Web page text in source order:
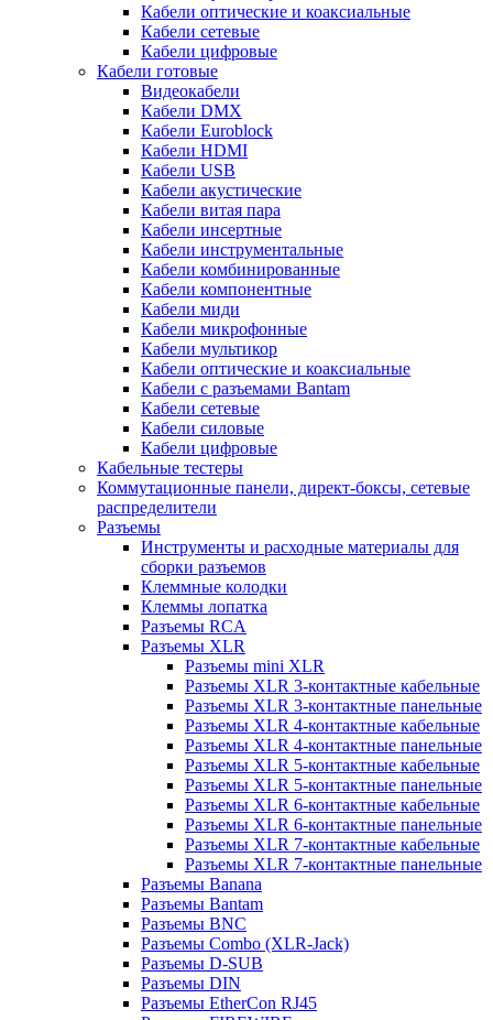
Кабели оптические и коаксиальные
Кабели сетевые
Кабели цифровые
Кабели готовые
Видеокабели
Кабели DMX
Кабели Euroblock
Кабели HDMI
Кабели USB
Кабели акустические
Кабели витая пара
Кабели инсертные
Кабели инструментальные
Кабели комбинированные
Кабели компонентные
Кабели миди
Кабели микрофонные
Кабели мультикор
Кабели оптические и коаксиальные
Кабели с разъемами Bantam
Кабели сетевые
Кабели силовые
Кабели цифровые
Кабельные тестеры
Коммутационные панели, директ-боксы, сетевые
распределители
Разъемы
Инструменты и расходные материалы для
сборки разъемов
Клеммные колодки
Клеммы лопатка
Разъемы RCA
Разъемы XLR
Разъемы mini XLR
Разъемы XLR 3-контактные кабельные
Разъемы XLR 3-контактные панельные
Разъемы XLR 4-контактные кабельные
Разъемы XLR 4-контактные панельные
Разъемы XLR 5-контактные кабельные
Разъемы XLR 5-контактные панельные
Разъемы XLR 6-контактные кабельные
Разъемы XLR 6-контактные панельные
Разъемы XLR 7-контактные кабельные
Разъемы XLR 7-контактные панельные
Разъемы Banana
Разъемы Bantam
Разъемы BNC
Разъемы Combo (XLR-Jack)
Разъемы D-SUB
Разъемы DIN
Разъемы EtherCon RJ45